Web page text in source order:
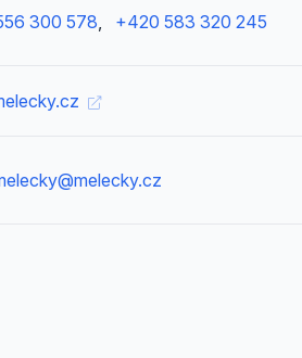
300 578, +420 583 320 245